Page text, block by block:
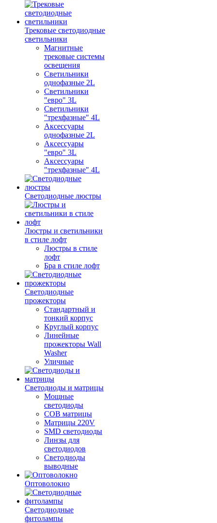
Трековые светодиодные
светильники
Магнитные
трековые системы
освещения
Светильники
однофазные 2L
Светильники
"евро" 3L
Светильники
"трехфазные" 4L
Аксессуары
однофазные 2L
Аксессуары
"евро" 3L
Аксессуары
"трехфазные" 4L
Светодиодные люстры
Люстры и светильники
в стиле лофт
Люстры в стиле
лофт
Бра в стиле лофт
Светодиодные
прожекторы
Стандартный и
тонкий корпус
Круглый корпус
Линейные
прожекторы Wall
Washer
Уличные
Светодиоды и матрицы
Мощные
светодиоды
COB матрицы
Матрицы 220V
SMD светодиоды
Линзы для
светодиодов
Светодиоды
выводные
Оптоволокно
Светодиодные
фитолампы